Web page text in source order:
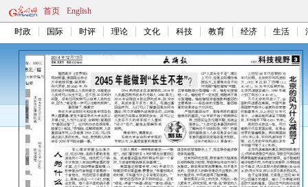
首页 English
时政 国际 时评 理论 文化 科技 教育 经济 生活